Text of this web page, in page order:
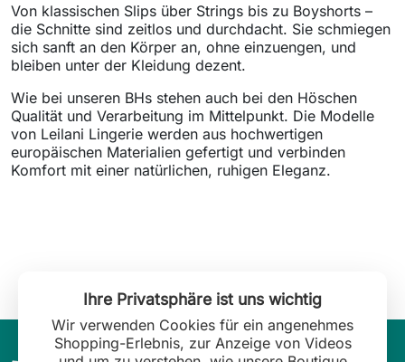
Von klassischen Slips über Strings bis zu Boyshorts –
die Schnitte sind zeitlos und durchdacht. Sie schmiegen
sich sanft an den Körper an, ohne einzuengen, und
bleiben unter der Kleidung dezent.
Wie bei unseren BHs stehen auch bei den Höschen
Qualität und Verarbeitung im Mittelpunkt. Die Modelle
von Leilani Lingerie werden aus hochwertigen
europäischen Materialien gefertigt und verbinden
Komfort mit einer natürlichen, ruhigen Eleganz.
Ihre Privatsphäre ist uns wichtig
Wir verwenden Cookies für ein angenehmes
Shopping-Erlebnis, zur Anzeige von Videos